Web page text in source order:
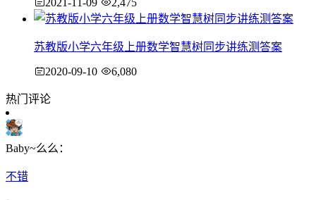
2021-11-09 2,475
苏教版小学六年级上册数学智慧树同步讲练测答案
2020-09-10 6,080
热门评论
Baby~么么：
不错